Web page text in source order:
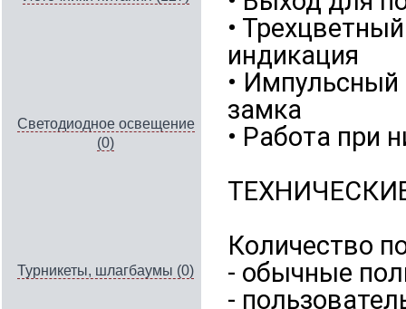
Светодиодное освещение
(0)
Турникеты, шлагбаумы (0)
•
индикация
•
замка
• Работа при
Количество
- обычные
-